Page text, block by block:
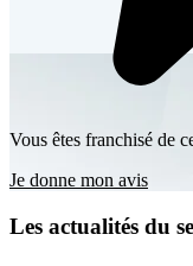
Vous êtes franchisé de
Je donne mon avis
Les actualités du